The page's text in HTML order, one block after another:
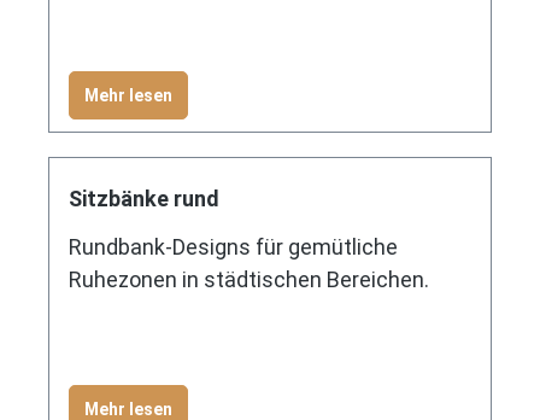
Mehr lesen
Sitzbänke rund
Rundbank-Designs für gemütliche
Ruhezonen in städtischen Bereichen.
Mehr lesen